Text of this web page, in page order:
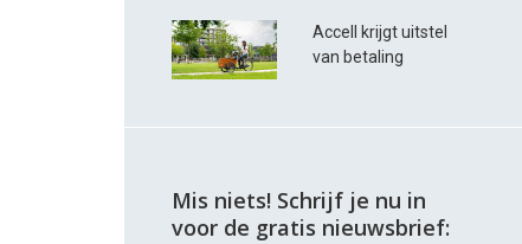
Accell krijgt uitstel
van betaling
Mis niets! Schrijf je nu in
voor de gratis nieuwsbrief: